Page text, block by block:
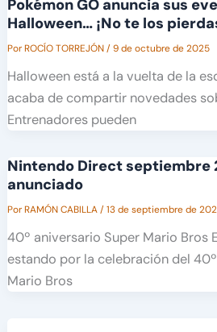
Pokémon GO anuncia sus
Halloween… ¡No te los
PorROCÍO TORREJÓN/9 de octubre de 2025
Halloween está a la vuelta de la
acaba de compartir novedades
Entrenadores pueden
Nintendo Direct septiembre
anunciado
PorRAMÓN CABILLA/13 de septiembre de
40º aniversario Super Mario Bros
estando por la celebración del
Mario Bros